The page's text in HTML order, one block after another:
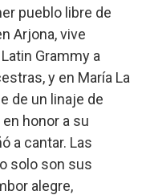
pueblo libre de
Arjona, vive
Grammy a
y en María La
de un linaje de
honor a su
a cantar. Las
solo son sus
alegre,